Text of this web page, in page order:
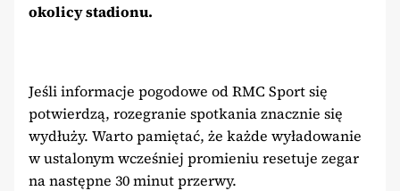
okolicy stadionu.
Jeśli informacje pogodowe od RMC Sport się
potwierdzą, rozegranie spotkania znacznie się
wydłuży. Warto pamiętać, że każde wyładowanie
w ustalonym wcześniej promieniu resetuje zegar
na następne 30 minut przerwy.